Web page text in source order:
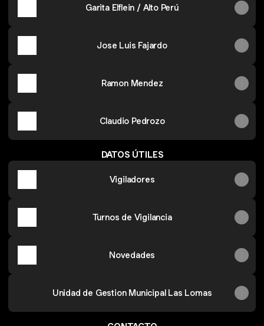
Garita Elflein / Alto Perú
Jose Luis Fajardo
Ramon Mendez
Claudio Pedrozo
DATOS ÚTILES
Vigiladores
Turnos de Vigilancia
Novedades
Unidad de Gestion Municipal Las Lomas